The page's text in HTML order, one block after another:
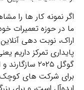
اگر نمونه کار ها را
ما در حوزه تعمیرات
پایداری تمرکز داریم
گوگل ۲۰۲۵
برای شرکت‌ های